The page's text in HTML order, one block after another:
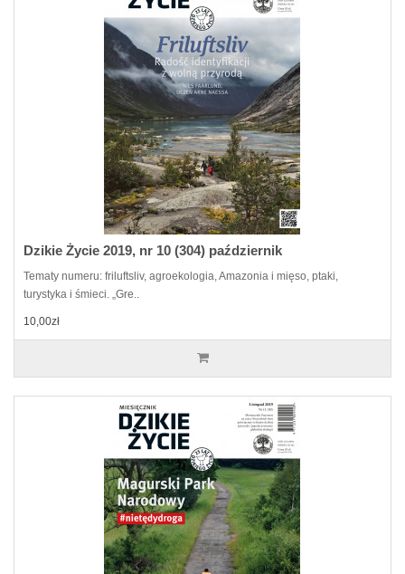
Dzikie Życie 2019, nr 10 (304) październik
Tematy numeru: friluftsliv, agroekologia, Amazonia i mięso, ptaki,
turystyka i śmieci. „Gre..
10,00zł